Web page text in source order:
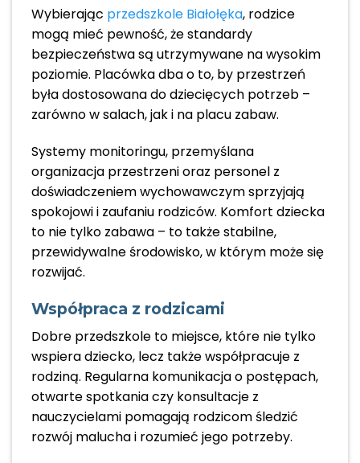
Wybierając przedszkole Białołęka, rodzice
mogą mieć pewność, że standardy
bezpieczeństwa są utrzymywane na wysokim
poziomie. Placówka dba o to, by przestrzeń
była dostosowana do dziecięcych potrzeb –
zarówno w salach, jak i na placu zabaw.
Systemy monitoringu, przemyślana
organizacja przestrzeni oraz personel z
doświadczeniem wychowawczym sprzyjają
spokojowi i zaufaniu rodziców. Komfort dziecka
to nie tylko zabawa – to także stabilne,
przewidywalne środowisko, w którym może się
rozwijać.
Współpraca z rodzicami
Dobre przedszkole to miejsce, które nie tylko
wspiera dziecko, lecz także współpracuje z
rodziną. Regularna komunikacja o postępach,
otwarte spotkania czy konsultacje z
nauczycielami pomagają rodzicom śledzić
rozwój malucha i rozumieć jego potrzeby.